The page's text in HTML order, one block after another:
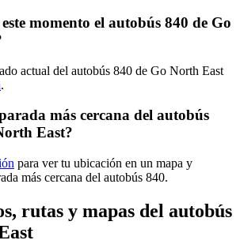
momento el autobús 840 de Go
actual del autobús 840 de Go North East
.
más cercana del autobús
East?
para ver tu ubicación en un mapa y
más cercana del autobús 840.
rutas y mapas del autobús